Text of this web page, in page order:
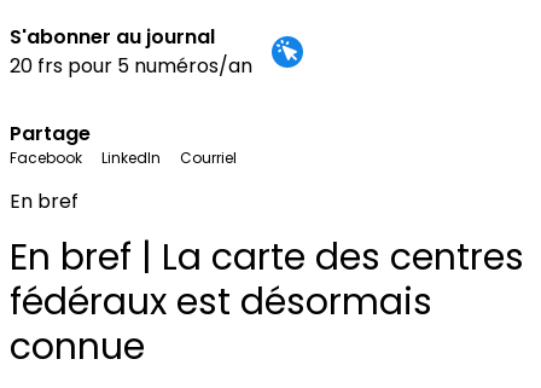
S'abonner au journal
20 frs pour 5 numéros/an
Partage
Facebook LinkedIn Courriel
En bref
En bref | La carte des centres
fédéraux est désormais
connue